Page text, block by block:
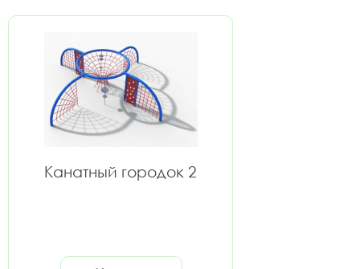
Канатный городок 2